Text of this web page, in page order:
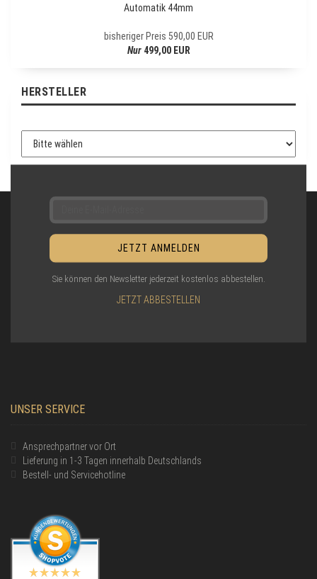
M
U
Automatik 44mm
bisheriger Preis 590,00 EUR
Nur499,00 EUR
HERSTELLER
Sie können den Newsletter jederzeit kostenlos abbestellen.
JETZT ABBESTELLEN
UNSER SERVICE
Ansprechpartner vor Ort
Lieferung in 1-3 Tagen innerhalb Deutschlands
Bestell- und Servicehotline